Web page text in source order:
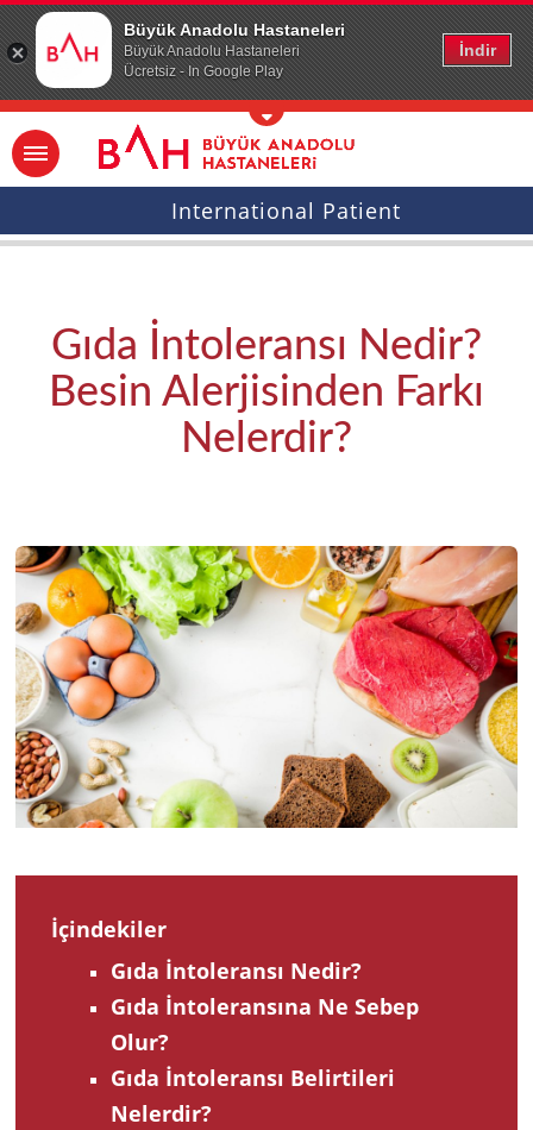
Büyük Anadolu Hastaneleri
Büyük Anadolu Hastaneleri
Ücretsiz - In Google Play
İndir
Ana icerige atla
International Patient
Gıda İntoleransı Nedir?
Besin Alerjisinden Farkı
Nelerdir?
2023
İçindekiler
Gıda İntoleransı Nedir?
Gıda İntoleransına Ne Sebep
Olur?
Gıda İntoleransı Belirtileri
Nelerdir?